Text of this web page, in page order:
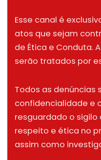
Esse canal é
atos que sejam
de Ética e Conduta.
serão tratados por
Todos as
confidencialidade e
resguardado o
respeito e ética no
assim como